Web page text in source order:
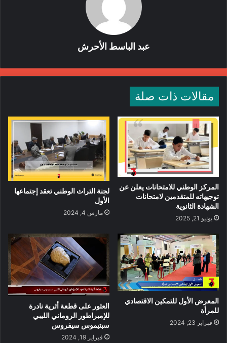
عبد الباسط الأحرش
مقالات ذات صلة
المركز الوطني للامتحانات يعلن عن
توجيهاته للمتقدمين لامتحانات
الشهادة الثانوية
يونيو 21, 2025
لجنة التراث الوطني تعقد إجتماعها
الأول
مارس 4, 2024
المعرض الأول للتمكين الاقتصادي
للمرأة
فبراير 23, 2024
العثور على قطعة أثرية نادرة
للإمبراطور الروماني الليبي
سبتيموس سيفروس
فبراير 19, 2024